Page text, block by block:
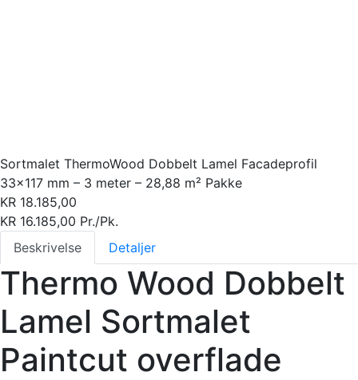
Sortmalet ThermoWood Dobbelt Lamel Facadeprofil
33×117 mm – 3 meter – 28,88 m² Pakke
KR 18.185,00
KR 16.185,00 Pr./Pk.
Beskrivelse
Detaljer
Thermo Wood Dobbelt
Lamel Sortmalet
Paintcut overflade